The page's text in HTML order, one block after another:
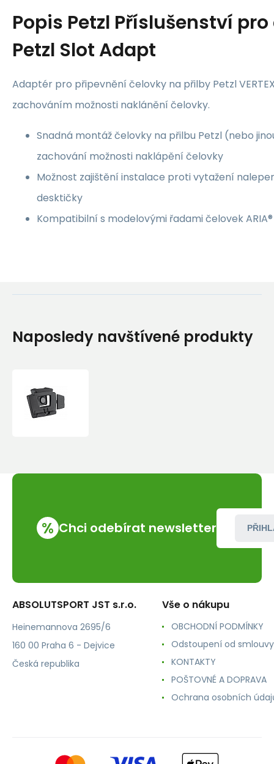
Popis Petzl Příslušenství
Petzl Slot Adapt
Adaptér pro připevnění čelovky na přilby Petzl
zachováním možnosti naklánění čelovky.
Snadná montáž čelovky na přilbu Petzl (nebo
zachování možnosti naklápění čelovky
Možnost zajištění instalace proti vytažení
desktičky
Kompatibilní s modelovými řadami čelovek ARIA®
Naposledy navštívené produkty
% Chci odebírat newsletter
ABSOLUTSPORT JST s.r.o.
Heinemannova 2695/6
160 00 Praha 6 - Dejvice
Česká republika
Vše o nákupu
OBCHODNÍ PODMÍNKY
Odstoupení od smlouvy
KONTAKTY
POŠTOVNÉ A DOPRAVA
Ochrana osobních